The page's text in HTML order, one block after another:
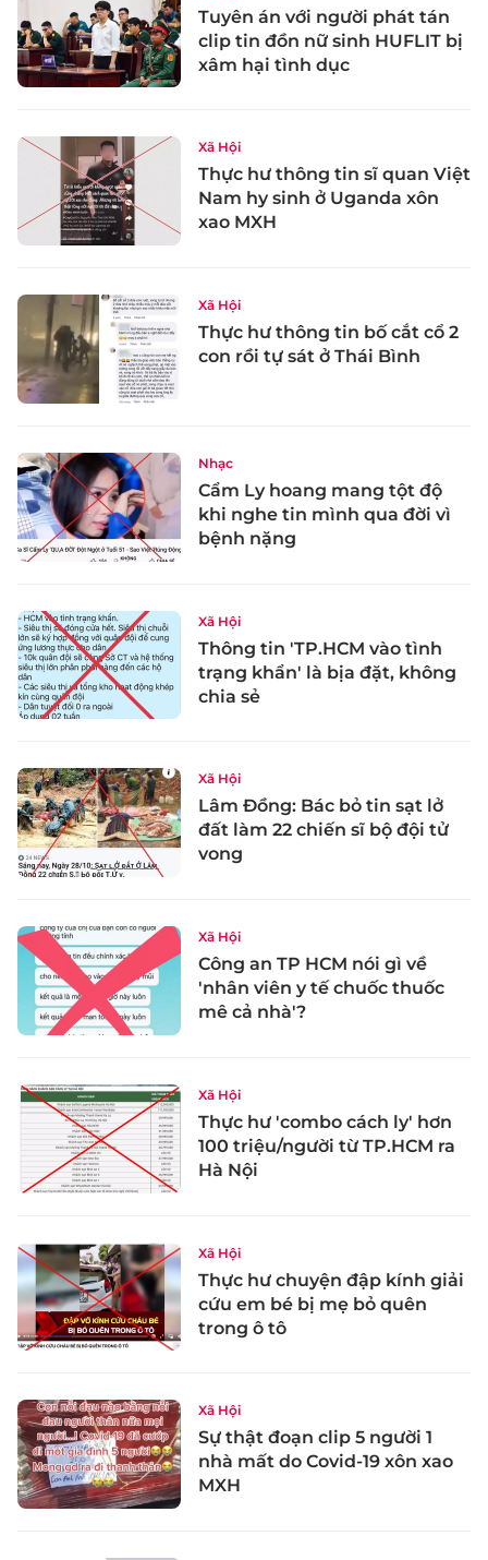
Tuyên án với người phát tán
clip tin đồn nữ sinh HUFLIT bị
xâm hại tình dục
Xã Hội
Thực hư thông tin sĩ quan Việt
Nam hy sinh ở Uganda xôn
xao MXH
Xã Hội
Thực hư thông tin bố cắt cổ 2
con rồi tự sát ở Thái Bình
Nhạc
Cẩm Ly hoang mang tột độ
khi nghe tin mình qua đời vì
bệnh nặng
Xã Hội
Thông tin 'TP.HCM vào tình
trạng khẩn' là bịa đặt, không
chia sẻ
Xã Hội
Lâm Đồng: Bác bỏ tin sạt lở
đất làm 22 chiến sĩ bộ đội tử
vong
Xã Hội
Công an TP HCM nói gì về
'nhân viên y tế chuốc thuốc
mê cả nhà'?
Xã Hội
Thực hư 'combo cách ly' hơn
100 triệu/người từ TP.HCM ra
Hà Nội
Xã Hội
Thực hư chuyện đập kính giải
cứu em bé bị mẹ bỏ quên
trong ô tô
Xã Hội
Sự thật đoạn clip 5 người 1
nhà mất do Covid-19 xôn xao
MXH